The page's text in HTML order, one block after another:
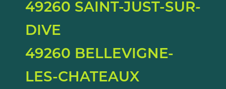
49260 SAINT-JUST-SUR-
DIVE
49260 BELLEVIGNE-
LES-CHATEAUX